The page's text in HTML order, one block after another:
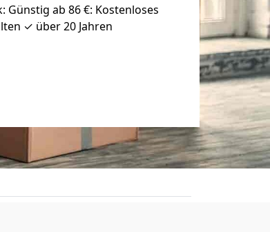
Günstig ab 86 €: Kostenloses
✓ über 20 Jahren